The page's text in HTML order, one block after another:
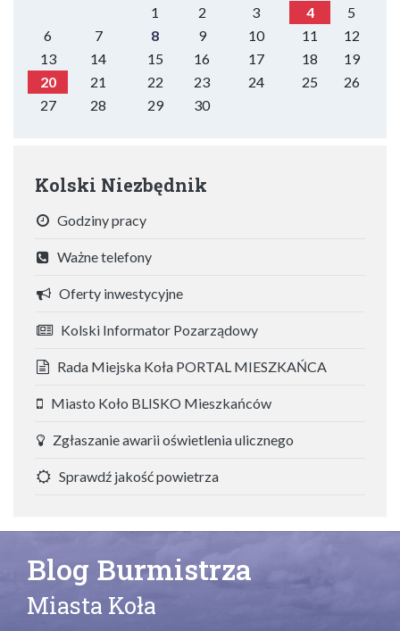
1 2 3 4
5
6
7 8 9 10 11
12
13
14 15 16 17 18
19
20
21 22 23 24 25
26
27
28 29 30
Kolski Niezbędnik
Godziny pracy
Ważne telefony
Oferty inwestycyjne
Kolski Informator Pozarządowy
Rada Miejska Koła PORTAL MIESZKAŃCA
Miasto Koło BLISKO Mieszkańców
Zgłaszanie awarii oświetlenia ulicznego
Sprawdź jakość powietrza
Blog Burmistrza
Miasta Koła